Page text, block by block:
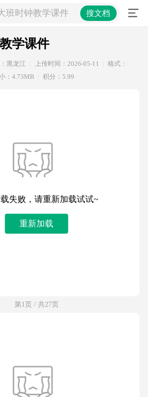
班时钟教学课件 搜文档
学课件
黑龙江 上传时间：2026-05-11
格式：
：4.73MB 积分：5.99
失败，请重新加载试试~
重新加载
第1页 / 共27页